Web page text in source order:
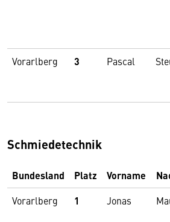
Vorarlberg
3 Pascal
Schmiedetechnik
Bundesland Platz Vorname
Vorarlberg 1 Jonas